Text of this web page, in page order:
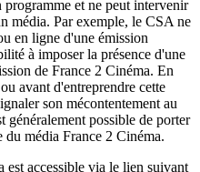
et ne peut intervenir
média. Par exemple, le CSA ne
en ligne d'une émission
à imposer la présence d'une
de France 2 Cinéma. En
avant d'entreprendre cette
son mécontentement au
possible de porter
du média France 2 Cinéma.
est accessible via le lien suivant